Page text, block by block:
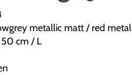
metallic matt / red
50 cm / L